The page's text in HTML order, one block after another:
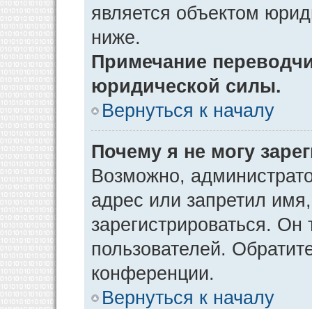
является объектом
ниже.
Примечание
юридической силы.
Вернуться к началу
Почему я не могу
Возможно,
адрес или запретил
зарегистрироваться.
пользователей.
конференции.
Вернуться к началу